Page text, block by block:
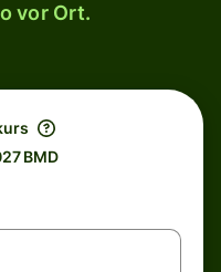
vor Ort.
BMD